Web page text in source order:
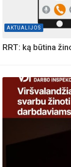
AKTUALIJOS
RRT: ką būtina